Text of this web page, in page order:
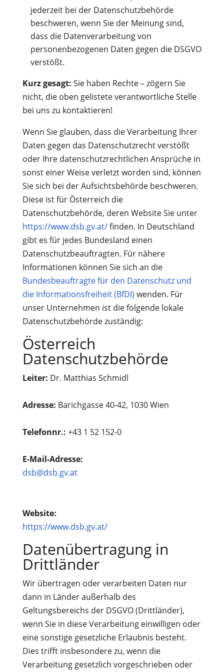
jederzeit bei der Datenschutzbehörde
beschweren, wenn Sie der Meinung sind,
dass die Datenverarbeitung von
personenbezogenen Daten gegen die DSGVO
verstößt.
Kurz gesagt: Sie haben Rechte – zögern Sie
nicht, die oben gelistete verantwortliche Stelle
bei uns zu kontaktieren!
Wenn Sie glauben, dass die Verarbeitung Ihrer
Daten gegen das Datenschutzrecht verstößt
oder Ihre datenschutzrechtlichen Ansprüche in
sonst einer Weise verletzt worden sind, können
Sie sich bei der Aufsichtsbehörde beschweren.
Diese ist für Österreich die
Datenschutzbehörde, deren Website Sie unter
https://www.dsb.gv.at/finden. In Deutschland
gibt es für jedes Bundesland einen
Datenschutzbeauftragten. Für nähere
Informationen können Sie sich an die
Bundesbeauftragte für den Datenschutz und
die Informationsfreiheit (BfDI) wenden. Für
unser Unternehmen ist die folgende lokale
Datenschutzbehörde zuständig:
Österreich
Datenschutzbehörde
Leiter: Dr. Matthias Schmidl
Adresse: Barichgasse 40-42, 1030 Wien
Telefonnr.: +43 1 52 152-0
E-Mail-Adresse:
dsb@dsb.gv.at
Website:
https://www.dsb.gv.at/
Datenübertragung in
Drittländer
Wir übertragen oder verarbeiten Daten nur
dann in Länder außerhalb des
Geltungsbereichs der DSGVO (Drittländer),
wenn Sie in diese Verarbeitung einwilligen oder
eine sonstige gesetzliche Erlaubnis besteht.
Dies trifft insbesondere zu, wenn die
Verarbeitung gesetzlich vorgeschrieben oder